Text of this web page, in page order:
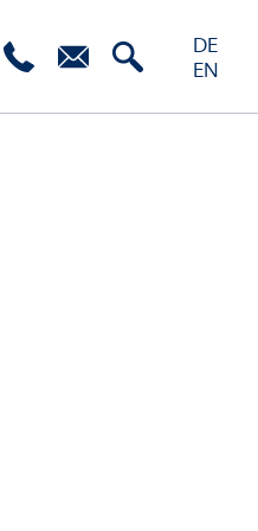
DE
EN